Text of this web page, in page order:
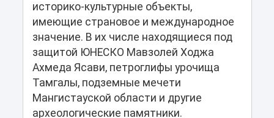
историко-культурные объекты,
имеющие страновое и международное
значение. В их числе находящиеся под
защитой ЮНЕСКО Мавзолей Ходжа
Ахмеда Ясави, петроглифы урочища
Тамгалы, подземные мечети
Мангистауской области и другие
археологические памятники.